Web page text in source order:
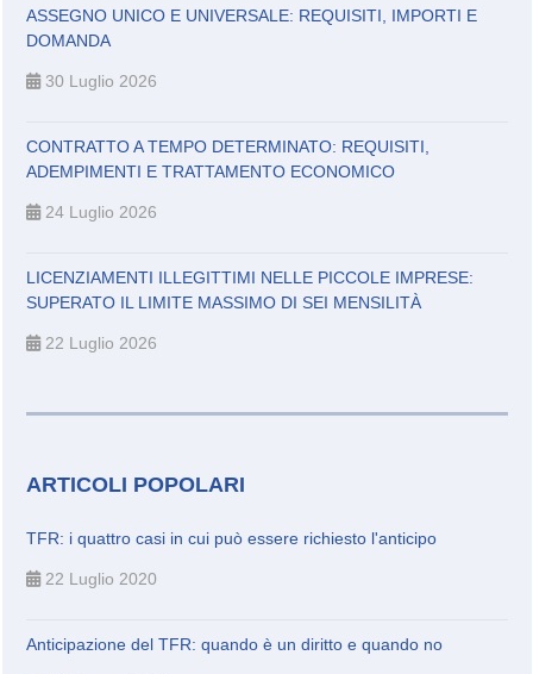
ASSEGNO UNICO E UNIVERSALE: REQUISITI, IMPORTI E
DOMANDA
30 Luglio 2026
CONTRATTO A TEMPO DETERMINATO: REQUISITI,
ADEMPIMENTI E TRATTAMENTO ECONOMICO
24 Luglio 2026
LICENZIAMENTI ILLEGITTIMI NELLE PICCOLE IMPRESE:
SUPERATO IL LIMITE MASSIMO DI SEI MENSILITÀ
22 Luglio 2026
ARTICOLI POPOLARI
TFR: i quattro casi in cui può essere richiesto l'anticipo
22 Luglio 2020
Anticipazione del TFR: quando è un diritto e quando no